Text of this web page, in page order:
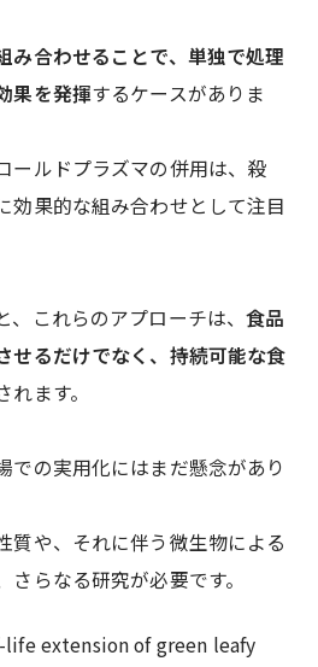
み合わせることで、単独で処理
果を発揮するケースがありま
ールドプラズマの併用は、殺
効果的な組み合わせとして注目
、これらのアプローチは、食品
せるだけでなく、持続可能な食
れます。
での実用化にはまだ懸念があり
質や、それに伴う微生物による
らなる研究が必要です。
life extension of green leafy